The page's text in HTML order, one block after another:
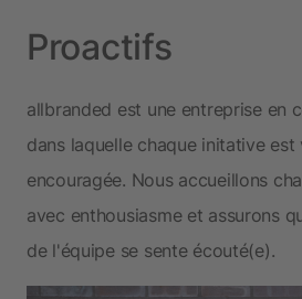
Proactifs
allbranded est une entreprise en
dans laquelle chaque initative est
encouragée. Nous accueillons
avec enthousiasme et assurons
de l'équipe se sente écouté(e).